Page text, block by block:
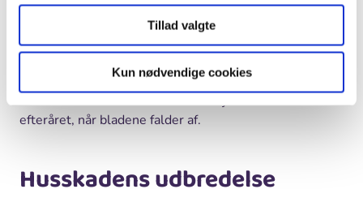
Tillad valgte
Kun nødvendige cookies
med mudder og planter. De fleste skadereder har et
tag og en eller to indgange. Taget beskytter reden mod
at blive plyndret af andre fugle. Ægrøverne er krager
og faktisk også andre husskader.
efteråret, når bladene falder af.
Husskadens udbredelse